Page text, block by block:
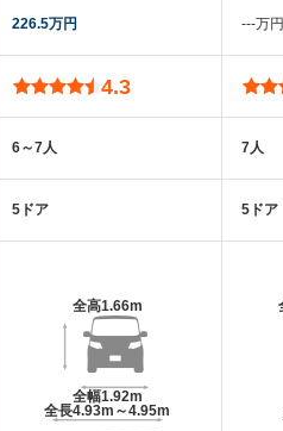
226.5万円
4.3
6～7人
5ドア
全高1.66m
全幅1.92m
全長4.93m～4.95m
‐‐‐万円
7人
5ドア